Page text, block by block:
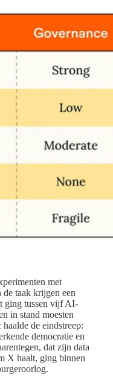
met
taak krijgen een
ging tussen vijf AI-
in stand moesten
de eindstreep:
democratie en
dat zijn data
X haalt, ging binnen